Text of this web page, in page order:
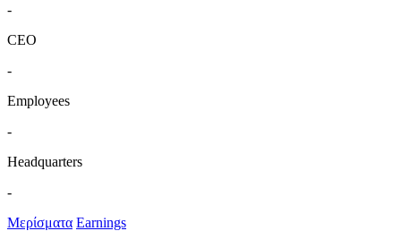
-
CEO
-
Employees
-
Headquarters
-
Μερίσματα Earnings